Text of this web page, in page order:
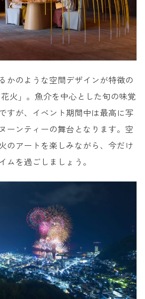
かのような空間デザインが特徴の
花火」。魚介を中心とした旬の味覚
すが、イベント期間中は最高に写
ーンティーの舞台となります。空
のアートを楽しみながら、今だけ
ムを過ごしましょう。